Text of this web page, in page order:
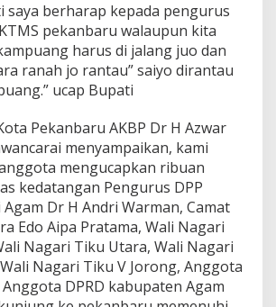
saya berharap kepada pengurus
pekanbaru walaupun kita
harus di jalang juo dan
ranah jo rantau” saiyo dirantau
ucap Bupati
Pekanbaru AKBP Dr H Azwar
menyampaikan, kami
mengucapkan ribuan
kedatangan Pengurus DPP
Dr H Andri Warman, Camat
Edo Aipa Pratama, Wali Nagari
Nagari Tiku Utara, Wali Nagari
Nagari Tiku V Jorong, Anggota
Anggota DPRD kabupaten Agam